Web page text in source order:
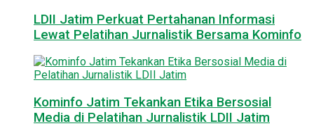
LDII Jatim Perkuat Pertahanan Informasi
Lewat Pelatihan Jurnalistik Bersama Kominfo
Kominfo Jatim Tekankan Etika Bersosial
Media di Pelatihan Jurnalistik LDII Jatim